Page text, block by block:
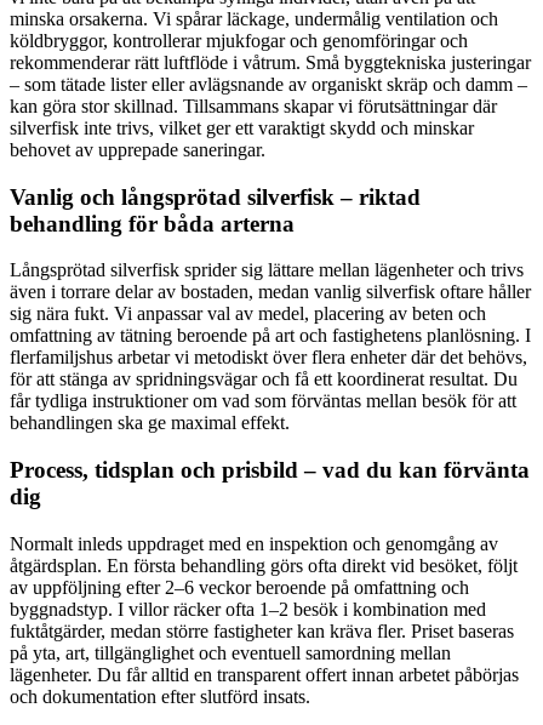
minska orsakerna. Vi spårar läckage, undermålig ventilation och
köldbryggor, kontrollerar mjukfogar och genomföringar och
rekommenderar rätt luftflöde i våtrum. Små byggtekniska justeringar
– som tätade lister eller avlägsnande av organiskt skräp och damm –
kan göra stor skillnad. Tillsammans skapar vi förutsättningar där
silverfisk inte trivs, vilket ger ett varaktigt skydd och minskar
behovet av upprepade saneringar.
Vanlig och långsprötad silverfisk – riktad
behandling för båda arterna
Långsprötad silverfisk sprider sig lättare mellan lägenheter och trivs
även i torrare delar av bostaden, medan vanlig silverfisk oftare håller
sig nära fukt. Vi anpassar val av medel, placering av beten och
omfattning av tätning beroende på art och fastighetens planlösning. I
flerfamiljshus arbetar vi metodiskt över flera enheter där det behövs,
för att stänga av spridningsvägar och få ett koordinerat resultat. Du
får tydliga instruktioner om vad som förväntas mellan besök för att
behandlingen ska ge maximal effekt.
Process, tidsplan och prisbild – vad du kan förvänta
dig
Normalt inleds uppdraget med en inspektion och genomgång av
åtgärdsplan. En första behandling görs ofta direkt vid besöket, följt
av uppföljning efter 2–6 veckor beroende på omfattning och
byggnadstyp. I villor räcker ofta 1–2 besök i kombination med
fuktåtgärder, medan större fastigheter kan kräva fler. Priset baseras
på yta, art, tillgänglighet och eventuell samordning mellan
lägenheter. Du får alltid en transparent offert innan arbetet påbörjas
och dokumentation efter slutförd insats.